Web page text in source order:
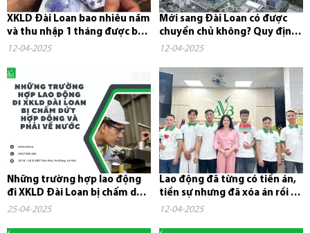
XKLD Đài Loan bao nhiêu năm
và thu nhập 1 tháng được bao
nhiêu tiền?
12-04-2025
Mới sang Đài Loan có được
chuyển chủ không? Quy định,
chi phí và những điều cần...
12-04-2025
Những trường hợp lao động
đi XKLD Đài Loan bị chấm dứt
hợp đồng và phải về nước
25-04-2025
Lao động đã từng có tiền án,
tiền sự nhưng đã xóa án rồi có
đi xuất khẩu lao...
12-04-2025